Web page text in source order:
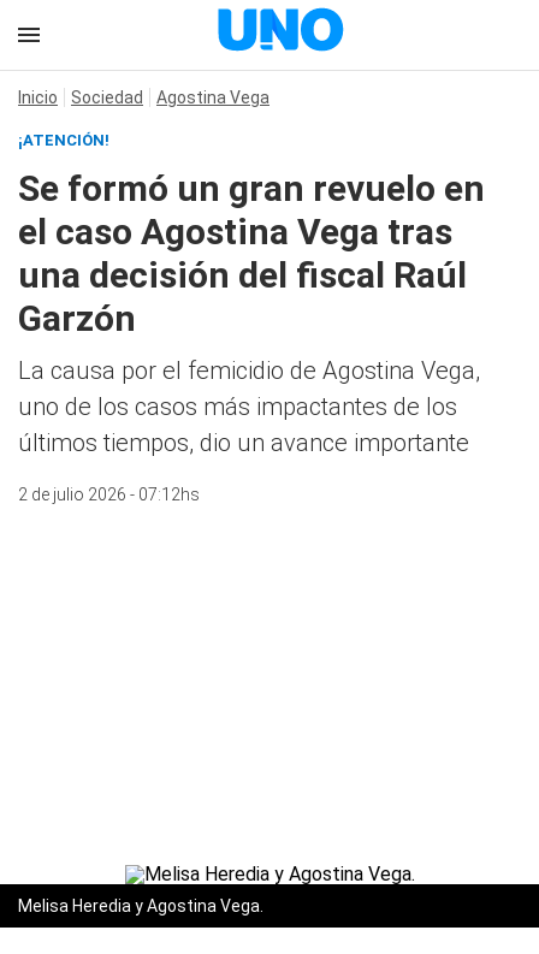
Inicio Sociedad Agostina Vega
¡ATENCIÓN!
Se formó un gran revuelo en
el caso Agostina Vega tras
una decisión del fiscal Raúl
Garzón
La causa por el femicidio de Agostina Vega,
uno de los casos más impactantes de los
últimos tiempos, dio un avance importante
2 de julio 2026 - 07:12hs
Melisa Heredia y Agostina Vega.